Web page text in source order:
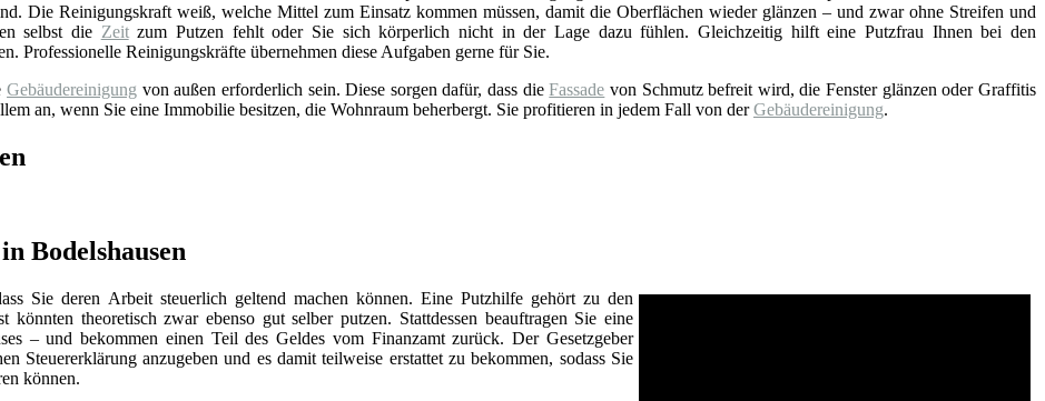
Die Reinigungskraft weiß, welche Mittel zum Einsatz kommen müssen, damit die Oberflächen wieder glänzen – und zwar ohne Streifen und
selbst die Zeitzum Putzen fehlt oder Sie sich körperlich nicht in der Lage dazu fühlen. Gleichzeitig hilft eine Putzfrau Ihnen bei den
Professionelle Reinigungskräfte übernehmen diese Aufgaben gerne für Sie.
Gebäudereinigung von außen erforderlich sein. Diese sorgen dafür, dass dieFassade von Schmutz befreit wird, die Fenster glänzen oder Graffitis
an, wenn Sie eine Immobilie besitzen, die Wohnraum beherbergt. Sie profitieren in jedem Fall von derGebäudereinigung.
Bodelshausen
Sie deren Arbeit steuerlich geltend machen können. Eine Putzhilfe gehört zu den
könnten theoretisch zwar ebenso gut selber putzen. Stattdessen beauftragen Sie eine
– und bekommen einen Teil des Geldes vom Finanzamt zurück. Der Gesetzgeber
Steuererklärung anzugeben und es damit teilweise erstattet zu bekommen, sodass Sie
können.